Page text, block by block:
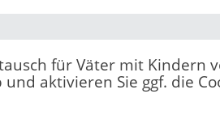
für Väter mit Kindern
aktivieren Sie ggf. die